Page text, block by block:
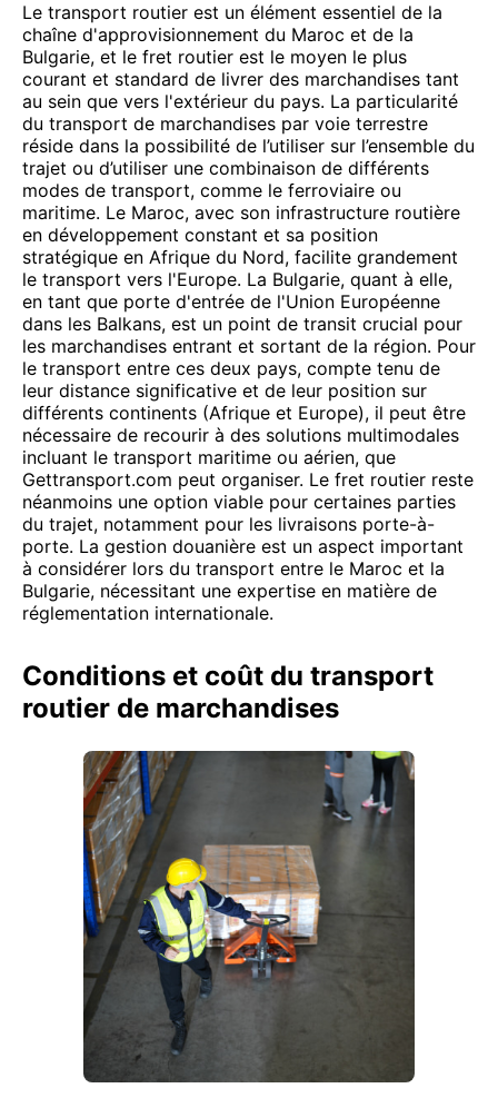
Le transport routier est un élément essentiel de la
chaîne d'approvisionnement du Maroc et de la
Bulgarie, et le fret routier est le moyen le plus
courant et standard de livrer des marchandises tant
au sein que vers l'extérieur du pays. La particularité
du transport de marchandises par voie terrestre
réside dans la possibilité de l’utiliser sur l’ensemble du
trajet ou d’utiliser une combinaison de différents
modes de transport, comme le ferroviaire ou
maritime. Le Maroc, avec son infrastructure routière
en développement constant et sa position
stratégique en Afrique du Nord, facilite grandement
le transport vers l'Europe. La Bulgarie, quant à elle,
en tant que porte d'entrée de l'Union Européenne
dans les Balkans, est un point de transit crucial pour
les marchandises entrant et sortant de la région. Pour
le transport entre ces deux pays, compte tenu de
leur distance significative et de leur position sur
différents continents (Afrique et Europe), il peut être
nécessaire de recourir à des solutions multimodales
incluant le transport maritime ou aérien, que
Gettransport.com peut organiser. Le fret routier reste
néanmoins une option viable pour certaines parties
du trajet, notamment pour les livraisons porte-à-
porte. La gestion douanière est un aspect important
à considérer lors du transport entre le Maroc et la
Bulgarie, nécessitant une expertise en matière de
réglementation internationale.
Conditions et coût du transport
routier de marchandises